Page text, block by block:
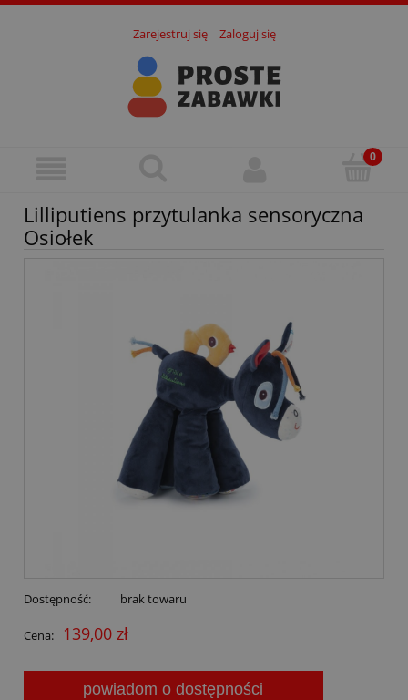
Zarejestruj się Zaloguj się
Lilliputiens przytulanka sensoryczna
Osiołek
Dostępność: brak towaru
Cena: 139,00 zł
powiadom o dostępności